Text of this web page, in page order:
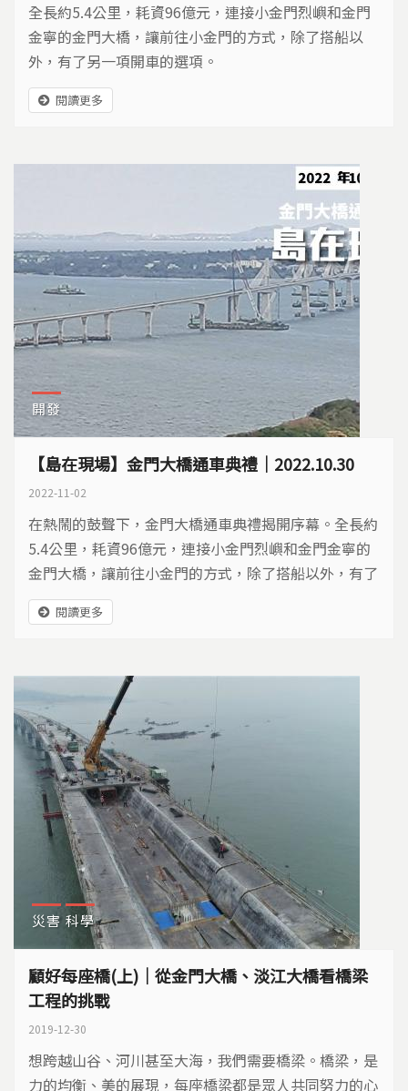
全長約5.4公里，耗資96億元，連接小金門烈嶼和金門
金寧的金門大橋，讓前往小金門的方式，除了搭船以
外，有了另一項開車的選項。
閱讀更多
開發
【島在現場】金門大橋通車典禮｜2022.10.30
2022-11-02
在熱鬧的鼓聲下，金門大橋通車典禮揭開序幕。全長約
5.4公里，耗資96億元，連接小金門烈嶼和金門金寧的
金門大橋，讓前往小金門的方式，除了搭船以外，有了
另一項開車的選項。 ​被笑稱為選舉浮橋的金門大橋，因
每當選舉期間就會被提及。2012年5月正式動工，由於
地質，以及變化劇烈的海象、強勁的東北季風等因素之
外，也曾因違約多次停工，...
閱讀更多
災害 科學
顧好每座橋(上)｜從金門大橋、淡江大橋看橋梁
工程的挑戰
2019-12-30
想跨越山谷、河川甚至大海，我們需要橋梁。橋梁，是
力的均衡、美的展現，每座橋梁都是眾人共同努力的心